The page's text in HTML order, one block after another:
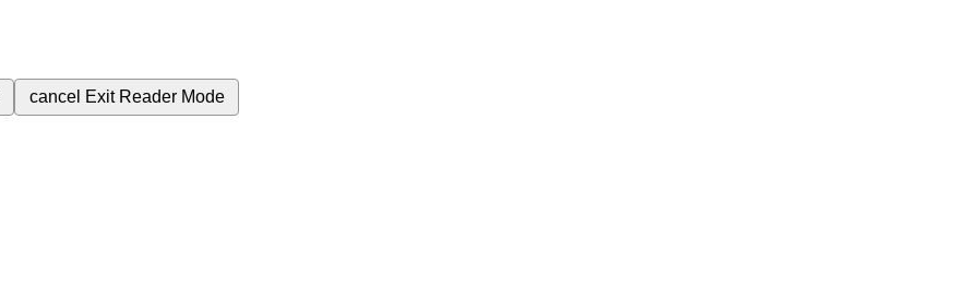
cancel Exit Reader Mode